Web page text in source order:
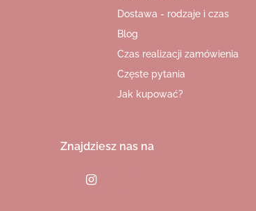
Dostawa - rodzaje i czas
Blog
Czas realizacji zamówienia
Częste pytania
Jak kupować?
Znajdziesz nas na